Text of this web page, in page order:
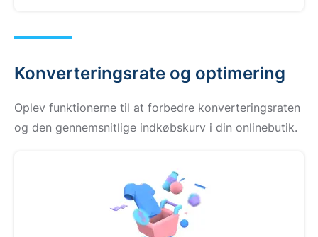
Konverteringsrate og optimering
Oplev funktionerne til at forbedre konverteringsraten
og den gennemsnitlige indkøbskurv i din onlinebutik.